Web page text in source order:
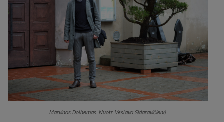
Marvinas Dolhemas. Nuotr. Veslava Sidaravičienė